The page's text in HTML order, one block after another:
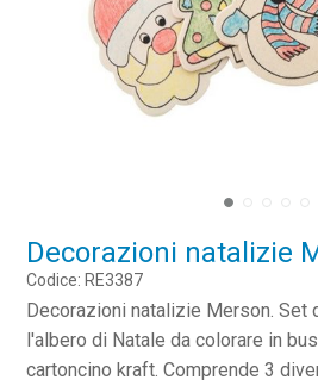
Decorazioni natalizie
Codice: RE3387
Decorazioni natalizie Merson. Set
l'albero di Natale da colorare in
cartoncino kraft. Comprende 3